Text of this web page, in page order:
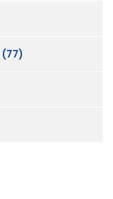
(77)